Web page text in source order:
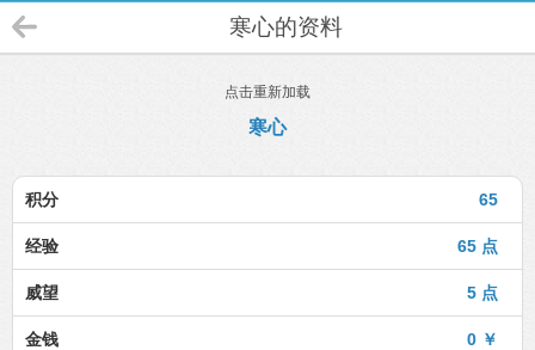
寒心的资料
点击重新加载
寒心
65
积分
65 点
经验
5 点
威望
0 ￥
金钱